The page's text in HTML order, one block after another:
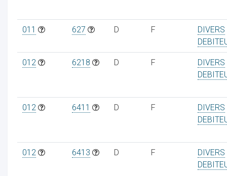
011 627 D F
DIVERS
012 6218 D F
DIVERS
012 6411 D F
DIVERS
012 6413 D F
DIVERS